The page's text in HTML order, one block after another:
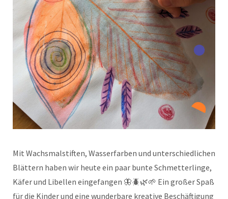
Mit Wachsmalstiften, Wasserfarben und unterschiedlichen
Blättern haben wir heute ein paar bunte Schmetterlinge,
Käfer und Libellen eingefangen 🦋🪲🌿🌱 Ein großer Spaß
für die Kinder und eine wunderbare kreative Beschäftigung